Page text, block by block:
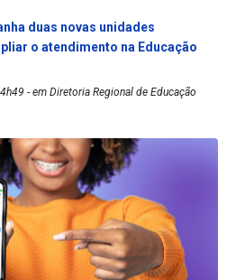
duas novas unidades
o atendimento na Educação
- em Diretoria Regional de Educação